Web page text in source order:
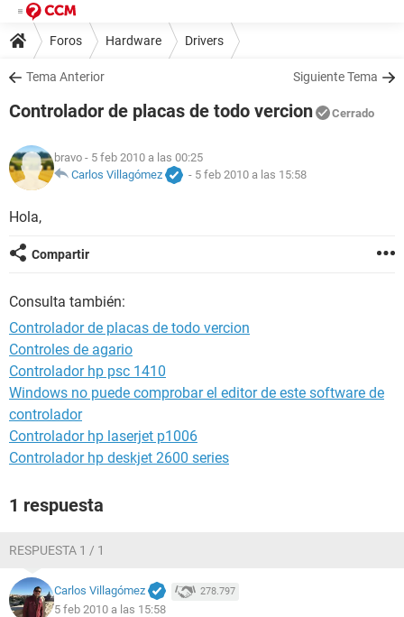
Foros Hardware Drivers
Tema Anterior Siguiente Tema
Controlador de placas de todo vercion Cerrado
bravo - 5 feb 2010 a las 00:25
Carlos Villagómez
- 5 feb 2010 a las 15:58
Hola,
Compartir
Consulta también:
Controlador de placas de todo vercion
Controles de agario
Controlador hp psc 1410
Windows no puede comprobar el editor de este software de
controlador
Controlador hp laserjet p1006
Controlador hp deskjet 2600 series
1 respuesta
RESPUESTA 1 / 1
Carlos Villagómez 278.797
5 feb 2010 a las 15:58